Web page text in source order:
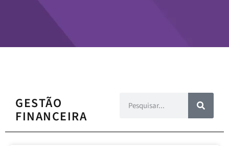
GESTÃO
FINANCEIRA